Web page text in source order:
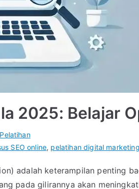
2025: Belajar
Pelatihan
SEO online, pelatihan digital marketing
adalah keterampilan penting
pada gilirannya akan